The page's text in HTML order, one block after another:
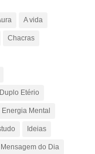
A vida
Chacras
Duplo Etério
Energia Mental
Ideias
Mensagem do Dia